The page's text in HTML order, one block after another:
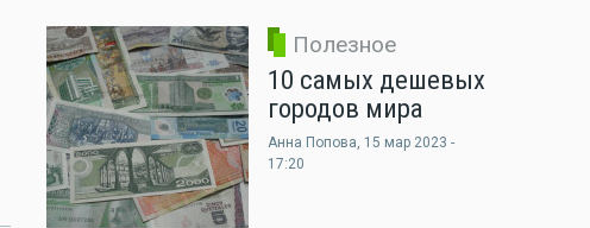
Полезное
10 самых дешевых
городов мира
Анна Попова, 15 мар 2023 -
17:20